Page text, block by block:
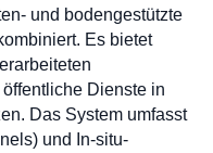
und bodengestützte
Es bietet
Dienste in
Das System umfasst
und In-situ-